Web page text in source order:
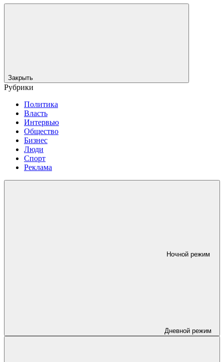
Закрыть
Рубрики
Политика
Власть
Интервью
Общество
Бизнес
Люди
Спорт
Реклама
Ночной режим
Дневной режим